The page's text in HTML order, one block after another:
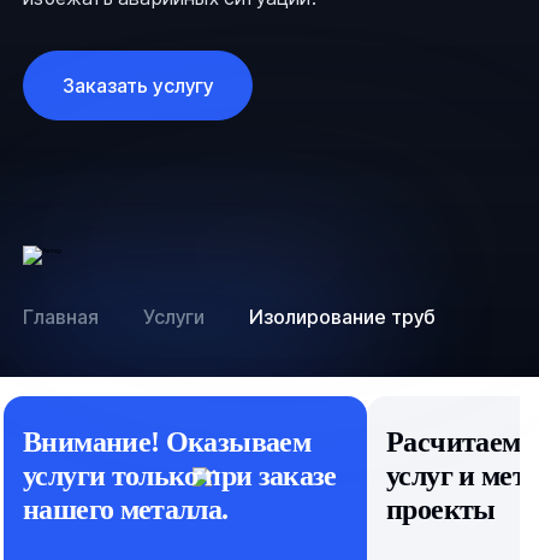
Заказать услугу
Главная Услуги Изолирование труб
Внимание! Оказываем
услуги только при заказе
нашего металла.
Расчитаем
услуг и
проекты